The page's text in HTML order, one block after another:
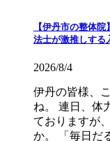
【伊丹市の整体
法士が激推しする
2026/8/4
伊丹の皆様、
ね。 連日、体
ておりますが
か。 「毎日だ